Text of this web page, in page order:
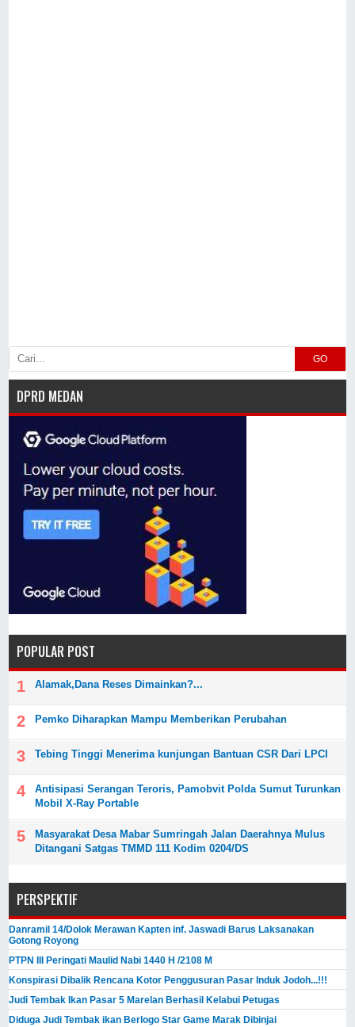
GO
DPRD MEDAN
POPULAR POST
Alamak,Dana Reses Dimainkan?...
Pemko Diharapkan Mampu Memberikan Perubahan
Tebing Tinggi Menerima kunjungan Bantuan CSR Dari LPCI
Antisipasi Serangan Teroris, Pamobvit Polda Sumut Turunkan
Mobil X-Ray Portable
Masyarakat Desa Mabar Sumringah Jalan Daerahnya Mulus
Ditangani Satgas TMMD 111 Kodim 0204/DS
PERSPEKTIF
Danramil 14/Dolok Merawan Kapten inf. Jaswadi Barus Laksanakan
Gotong Royong
PTPN III Peringati Maulid Nabi 1440 H /2108 M
Konspirasi Dibalik Rencana Kotor Penggusuran Pasar Induk Jodoh...!!!
Judi Tembak Ikan Pasar 5 Marelan Berhasil Kelabui Petugas
Diduga Judi Tembak ikan Berlogo Star Game Marak Dibinjai